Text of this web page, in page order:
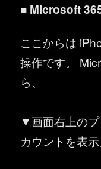
■ Microsoft
ここからは
操作です。
ら、
▼画面右上の
カウントを表